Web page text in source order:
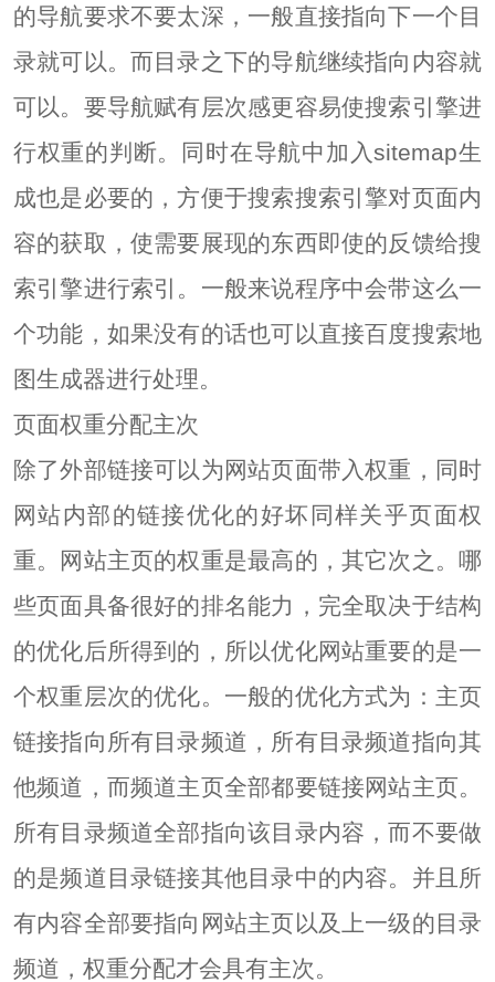
的导航要求不要太深，一般直接指向下一个目
录就可以。而目录之下的导航继续指向内容就
可以。要导航赋有层次感更容易使搜索引擎进
行权重的判断。同时在导航中加入sitemap生
成也是必要的，方便于搜索搜索引擎对页面内
容的获取，使需要展现的东西即使的反馈给搜
索引擎进行索引。一般来说程序中会带这么一
个功能，如果没有的话也可以直接百度搜索地
图生成器进行处理。
页面权重分配主次
除了外部链接可以为网站页面带入权重，同时
网站内部的链接优化的好坏同样关乎页面权
重。网站主页的权重是最高的，其它次之。哪
些页面具备很好的排名能力，完全取决于结构
的优化后所得到的，所以优化网站重要的是一
个权重层次的优化。一般的优化方式为：主页
链接指向所有目录频道，所有目录频道指向其
他频道，而频道主页全部都要链接网站主页。
所有目录频道全部指向该目录内容，而不要做
的是频道目录链接其他目录中的内容。并且所
有内容全部要指向网站主页以及上一级的目录
频道，权重分配才会具有主次。